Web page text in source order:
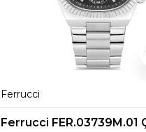
Ferrucci